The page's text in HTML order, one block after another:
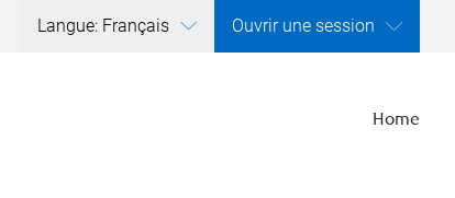
Langue: Français Ouvrir une session
Home